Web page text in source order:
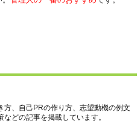
方、自己PRの作り方、志望動機の例文
などの記事を掲載しています。